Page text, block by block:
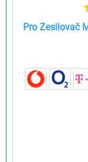
Pro Zesilovač